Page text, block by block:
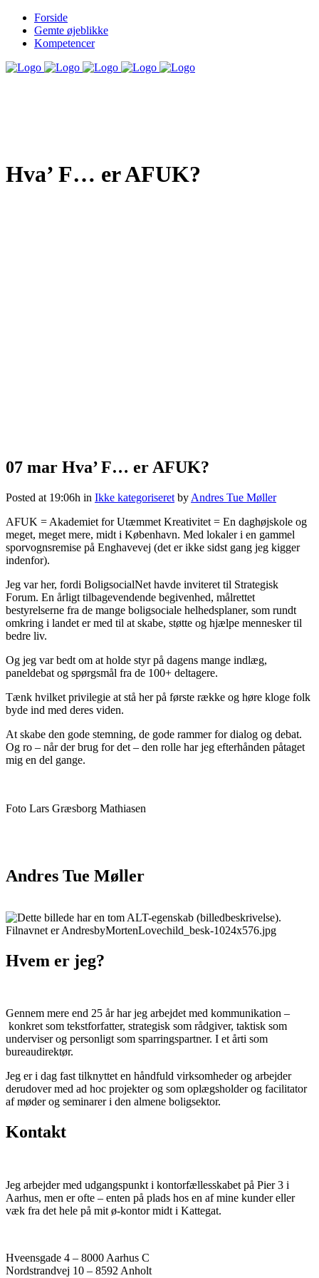
Forside
Gemte øjeblikke
Kompetencer
Hva’ F… er AFUK?
07 mar Hva’ F… er AFUK?
Posted at 19:06h in Ikke kategoriseret by Andres Tue Møller
AFUK = Akademiet for Utæmmet Kreativitet = En daghøjskole og
meget, meget mere, midt i København. Med lokaler i en gammel
sporvognsremise på Enghavevej (det er ikke sidst gang jeg kigger
indenfor).
Jeg var her, fordi BoligsocialNet havde inviteret til Strategisk
Forum. En årligt tilbagevendende begivenhed, målrettet
bestyrelserne fra de mange boligsociale helhedsplaner, som rundt
omkring i landet er med til at skabe, støtte og hjælpe mennesker til
bedre liv.
Og jeg var bedt om at holde styr på dagens mange indlæg,
paneldebat og spørgsmål fra de 100+ deltagere.
Tænk hvilket privilegie at stå her på første række og høre kloge folk
byde ind med deres viden.
At skabe den gode stemning, de gode rammer for dialog og debat.
Og ro – når der brug for det – den rolle har jeg efterhånden påtaget
mig en del gange.
Foto Lars Græsborg Mathiasen
Andres Tue Møller
Hvem er jeg?
Gennem mere end 25 år har jeg arbejdet med kommunikation –
konkret som tekstforfatter, strategisk som rådgiver, taktisk som
underviser og personligt som sparringspartner. I et årti som
bureaudirektør.
Jeg er i dag fast tilknyttet en håndfuld virksomheder og arbejder
derudover med ad hoc projekter og som oplægsholder og facilitator
af møder og seminarer i den almene boligsektor.
Kontakt
Jeg arbejder med udgangspunkt i kontorfællesskabet på Pier 3 i
Aarhus, men er ofte – enten på plads hos en af mine kunder eller
væk fra det hele på mit ø-kontor midt i Kattegat.
Hveensgade 4 – 8000 Aarhus C
Nordstrandvej 10 – 8592 Anholt